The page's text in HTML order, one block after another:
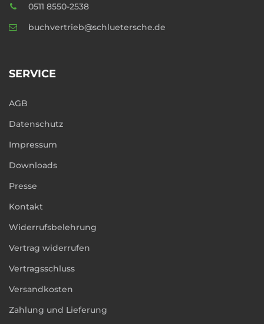
0511 8550-2538
buchvertrieb@schluetersche.de
SERVICE
AGB
Datenschutz
Impressum
Downloads
Presse
Kontakt
Widerrufsbelehrung
Vertrag widerrufen
Vertragsschluss
Versandkosten
Zahlung und Lieferung